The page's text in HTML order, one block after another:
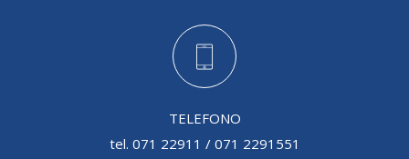
TELEFONO
tel. 071 22911 / 071 2291551